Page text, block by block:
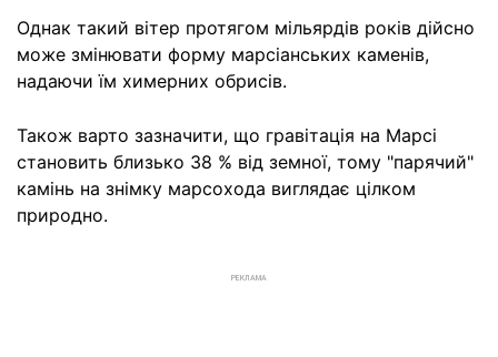
Однак такий вітер протягом мільярдів років дійсно
може змінювати форму марсіанських каменів,
надаючи їм химерних обрисів.
Також варто зазначити, що гравітація на Марсі
становить близько 38 % від земної, тому "парячий"
камінь на знімку марсохода виглядає цілком
природно.
РЕКЛАМА